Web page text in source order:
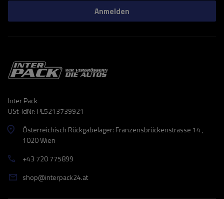
Anmelden
Inter Pack
USt-IdNr: PL5213739921
Österreichisch Rückgabelager: Franzensbrückenstrasse 14 ,
1020 Wien
+43 720 775899
shop@interpack24.at